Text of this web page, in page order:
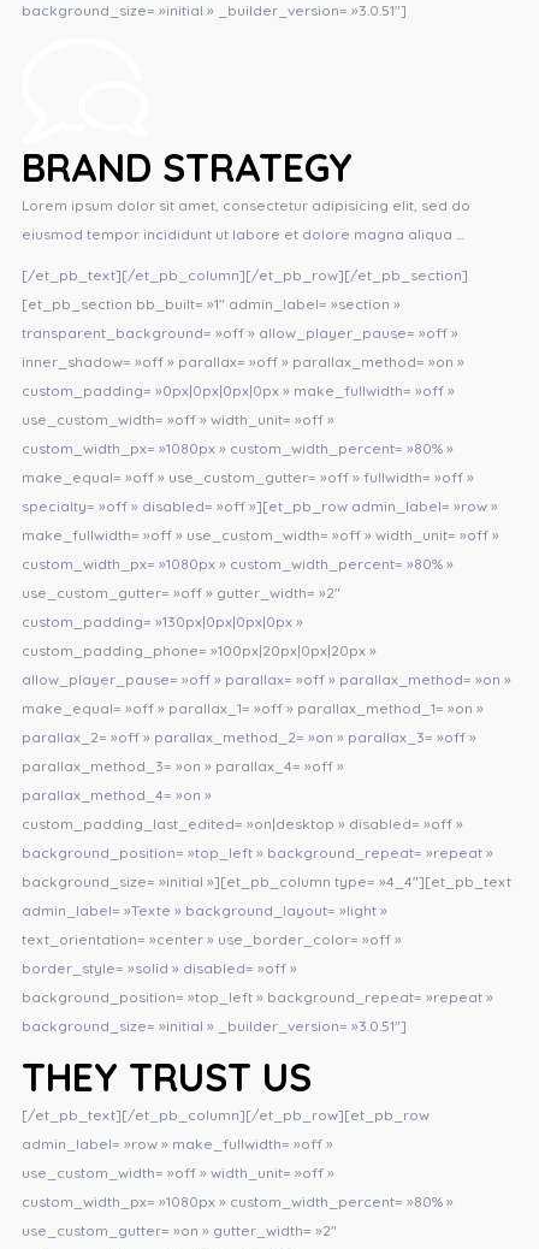
background_size= »initial » _builder_version= »3.0.51″]
BRAND STRATEGY
Lorem ipsum dolor sit amet, consectetur adipisicing elit, sed do
eiusmod tempor incididunt ut labore et dolore magna aliqua …
[/et_pb_text][/et_pb_column][/et_pb_row][/et_pb_section]
[et_pb_section bb_built= »1″ admin_label= »section »
transparent_background= »off » allow_player_pause= »off »
inner_shadow= »off » parallax= »off » parallax_method= »on »
custom_padding= »0px|0px|0px|0px » make_fullwidth= »off »
use_custom_width= »off » width_unit= »off »
custom_width_px= »1080px » custom_width_percent= »80% »
make_equal= »off » use_custom_gutter= »off » fullwidth= »off »
specialty= »off » disabled= »off »][et_pb_row admin_label= »row »
make_fullwidth= »off » use_custom_width= »off » width_unit= »off »
custom_width_px= »1080px » custom_width_percent= »80% »
use_custom_gutter= »off » gutter_width= »2″
custom_padding= »130px|0px|0px|0px »
custom_padding_phone= »100px|20px|0px|20px »
allow_player_pause= »off » parallax= »off » parallax_method= »on »
make_equal= »off » parallax_1= »off » parallax_method_1= »on »
parallax_2= »off » parallax_method_2= »on » parallax_3= »off »
parallax_method_3= »on » parallax_4= »off »
parallax_method_4= »on »
custom_padding_last_edited= »on|desktop » disabled= »off »
background_position= »top_left » background_repeat= »repeat »
background_size= »initial »][et_pb_column type= »4_4″][et_pb_text
admin_label= »Texte » background_layout= »light »
text_orientation= »center » use_border_color= »off »
border_style= »solid » disabled= »off »
background_position= »top_left » background_repeat= »repeat »
background_size= »initial » _builder_version= »3.0.51″]
THEY TRUST US
[/et_pb_text][/et_pb_column][/et_pb_row][et_pb_row
admin_label= »row » make_fullwidth= »off »
use_custom_width= »off » width_unit= »off »
custom_width_px= »1080px » custom_width_percent= »80% »
use_custom_gutter= »on » gutter_width= »2″